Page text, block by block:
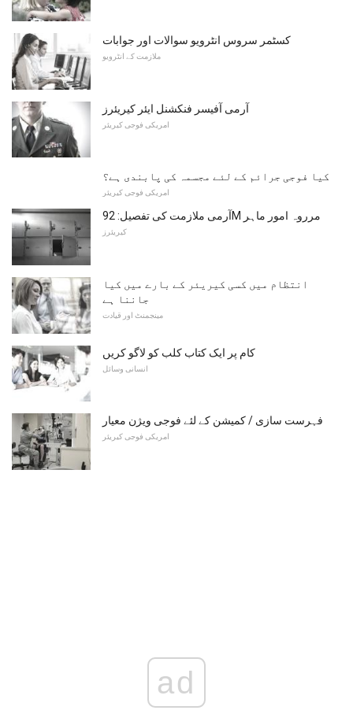
کسٹمر سروس انٹرویو سوالات اور جوابات
ملازمت کے انٹرویو
آرمی آفیسر فنکشنل ایئر کیریئرز
امریکی فوجی کیریئر
کیا فوجی جرائم کے لئے مجسمہ کی پابندی ہے؟
امریکی فوجی کیریئر
آرمی ملازمت کی تفصیل: 92M مرروہ امور ماہر
کیریئرز
انتظام میں کسی کیریئر کے بارے میں کیا
جاننا ہے
مینجمنٹ اور قیادت
کام پر ایک کتاب کلب کو لاگو کریں
انسانی وسائل
فہرست سازی / کمیشن کے لئے فوجی ویژن معیار
امریکی فوجی کیریئر
ad